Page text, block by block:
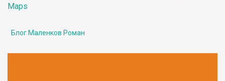
Maps
Блог Маленков Роман